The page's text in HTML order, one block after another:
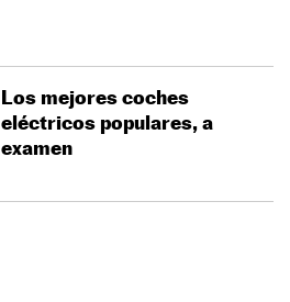
Los mejores coches
eléctricos populares, a
examen